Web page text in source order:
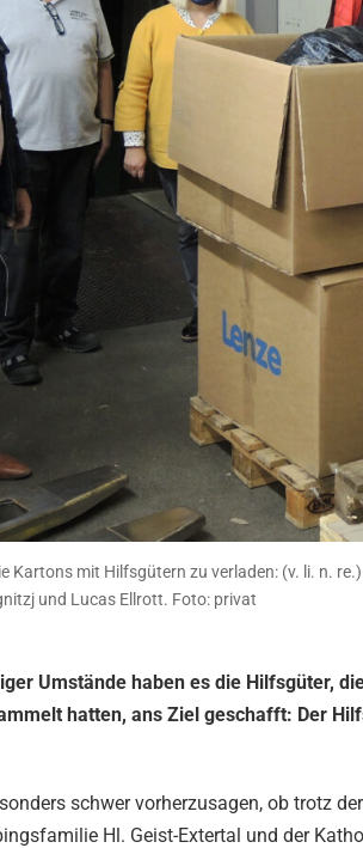
Kartons mit Hilfsgütern zu verladen: (v. li. n.
und Lucas Ellrott. Foto: privat
Umstände haben es die Hilfsgüter,
hatten, ans Ziel geschafft: Der
schwer vorherzusagen, ob trotz
Hl. Geist-Extertal und der